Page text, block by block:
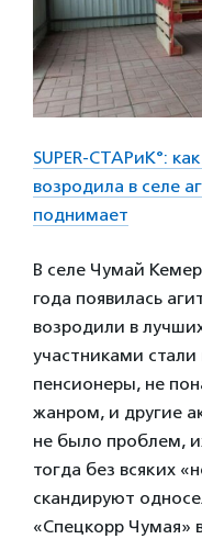
SUPER-СТАРиК°:
возродила в селе
поднимает
В селе Чумай
года появилась
возродили в
участниками
пенсионеры, не
жанром, и другие
не было проблем,
тогда без всяких
скандируют
«Спецкорр Чумая»